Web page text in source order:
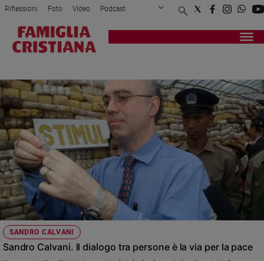
Attualità
Politica
Mondo
Economia
Legalità
e
giustizia
Sport
Interviste
Papa
Papa
Riflessioni Foto Video Podcast
Privacy Policy Chi siamo
Registrati Redazione
SANDRO CALVANI
Sandro Calvani. Il dialogo tra persone è la via per la pace